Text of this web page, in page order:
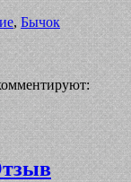
, Бычок